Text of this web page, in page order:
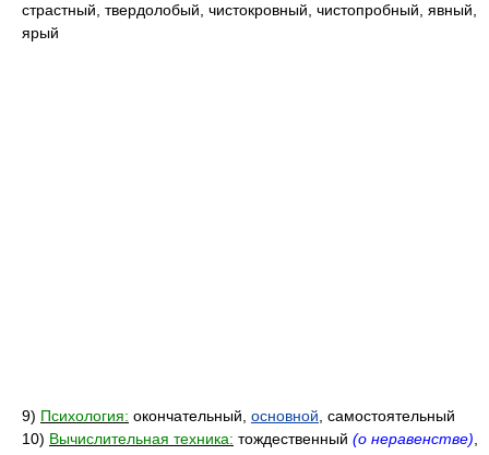
страстный, твердолобый, чистокровный, чистопробный, явный,
ярый
9) Психология: окончательный, основной , самостоятельный
10) Вычислительная техника: тождественный (о неравенстве)